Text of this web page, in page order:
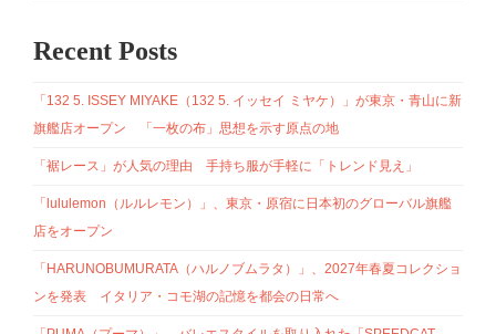
Recent Posts
「132 5. ISSEY MIYAKE（132 5. イッセイ ミヤケ）」が東京・青山に新
旗艦店オープン 「一枚の布」思想を示す原点の地
「裾レース」が人気の理由 手持ち服が手軽に「トレンド見え」
「lululemon（ルルレモン）」、東京・原宿に日本初のグローバル旗艦
店をオープン
「HARUNOBUMURATA（ハルノブムラタ）」、2027年春夏コレクショ
ンを発表 イタリア・コモ湖の記憶を都会の日常へ